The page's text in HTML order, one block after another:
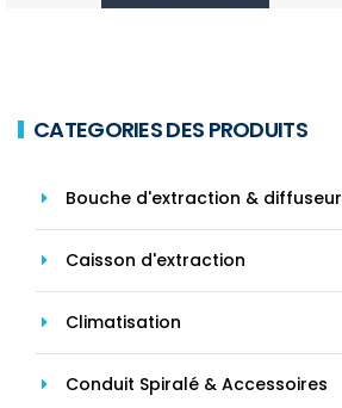
CATEGORIES DES PRODUITS
Bouche d'extraction & diffuseur
Caisson d'extraction
Climatisation
Conduit Spiralé & Accessoires